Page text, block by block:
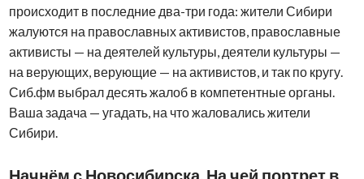
происходит в последние два-три года: жители Сибири
жалуются на православных активистов, православные
активисты — на деятелей культуры, деятели культуры —
на верующих, верующие — на активистов, и так по кругу.
Сиб.фм выбрал десять жалоб в компетентные органы.
Ваша задача — угадать, на что жаловались жители
Сибири.